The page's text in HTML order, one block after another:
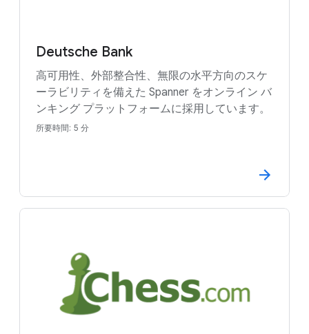
Deutsche Bank
高可用性、外部整合性、無限の水平方向のスケ
ーラビリティを備えた Spanner をオンライン バ
ンキング プラットフォームに採用しています。
所要時間: 5 分